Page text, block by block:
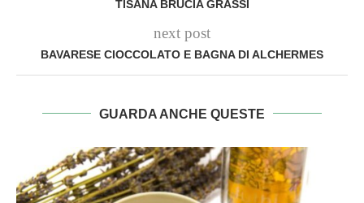
TISANA BRUCIA GRASSI
next post
BAVARESE CIOCCOLATO E BAGNA DI ALCHERMES
GUARDA ANCHE QUESTE